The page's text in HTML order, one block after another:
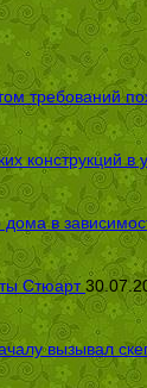
требований
конструкций в
в
Стюарт
вызывал